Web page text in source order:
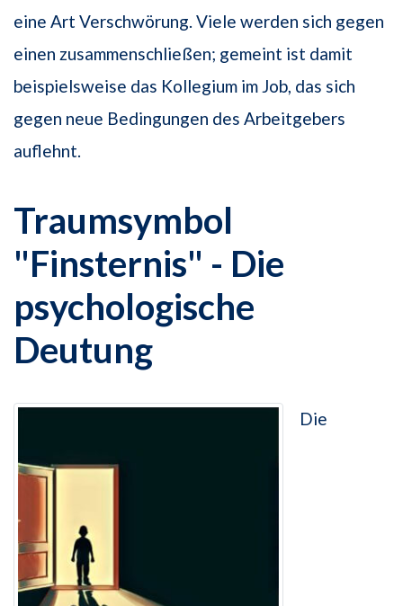
eine Art Verschwörung. Viele werden sich gegen
einen zusammenschließen; gemeint ist damit
beispielsweise das Kollegium im Job, das sich
gegen neue Bedingungen des Arbeitgebers
auflehnt.
Traumsymbol
"Finsternis" - Die
psychologische
Deutung
Die